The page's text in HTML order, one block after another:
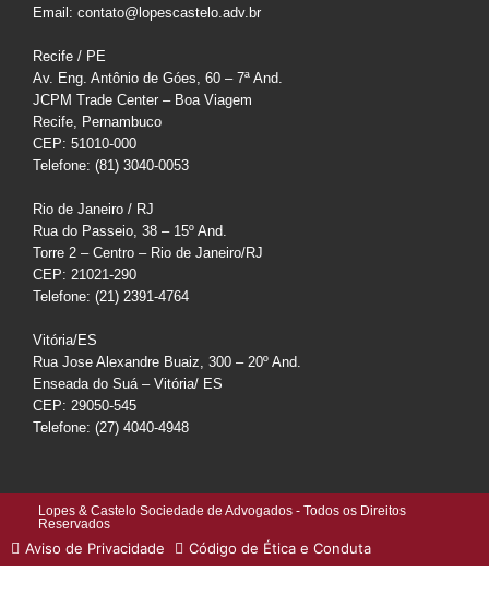
Email: contato@lopescastelo.adv.br
Recife / PE
Av. Eng. Antônio de Góes, 60 – 7ª And.
JCPM Trade Center – Boa Viagem
Recife, Pernambuco
CEP: 51010-000
Telefone: (81) 3040-0053
Rio de Janeiro / RJ
Rua do Passeio, 38 – 15º And.
Torre 2 – Centro – Rio de Janeiro/RJ
CEP: 21021-290
Telefone: (21) 2391-4764
Vitória/ES
Rua Jose Alexandre Buaiz, 300 – 20º And.
Enseada do Suá – Vitória/ ES
CEP: 29050-545
Telefone: (27) 4040-4948
Lopes & Castelo Sociedade de Advogados - Todos os Direitos
Reservados
Aviso de Privacidade Código de Ética e Conduta